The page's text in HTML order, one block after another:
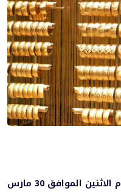
شهدت أسعار الذهب في الأردن يوم الاثنين الموافق 30 مارس